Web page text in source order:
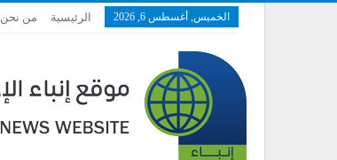
الخميس, أغسطس 6, 2026 الرئيسية من نحن